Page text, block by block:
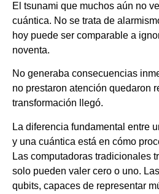
El tsunami que muchos aún no
cuántica. No se trata de
hoy puede ser comparable a
noventa.
No generaba consecuencias
no prestaron atención quedaron
transformación llegó.
La diferencia fundamental entre
y una cuántica está en cómo
Las computadoras tradicionales
solo pueden valer cero o uno.
qubits, capaces de representar